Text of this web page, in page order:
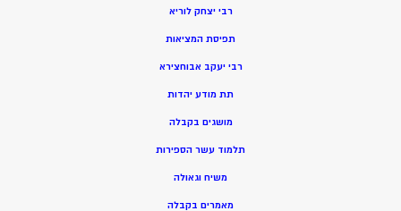
רבי יצחק לוריא
תפיסת המציאות
רבי יעקב אבוחצירא
תת מודע יהדות
מושגים בקבלה
תלמוד עשר הספירות
משיח וגאולה
מאמרים בקבלה